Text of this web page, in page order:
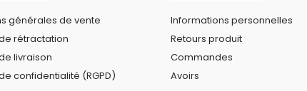
générales de vente
rétractation
livraison
confidentialité (RGPD)
Informations personnelles
Retours produit
Commandes
Avoirs